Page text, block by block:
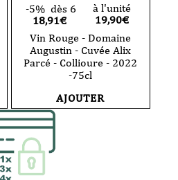
-5% dès 6
18,91€
à l'unité
19,90€
Vin Rouge - Domaine
Augustin - Cuvée Alix
Parcé - Collioure - 2022
-75cl
AJOUTER